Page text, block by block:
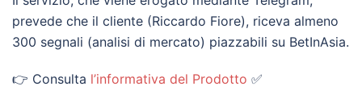
prevede che il cliente (Riccardo Fiore), riceva almeno
300 segnali (analisi di mercato) piazzabili su BetInAsia.
👉 Consulta l’informativa del Prodotto ✅